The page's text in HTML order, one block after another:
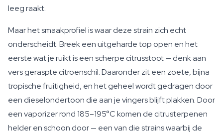
leeg raakt.
Maar het smaakprofiel is waar deze strain zich echt
onderscheidt. Breek een uitgeharde top open en het
eerste wat je ruikt is een scherpe citrusstoot — denk aan
vers geraspte citroenschil. Daaronder zit een zoete, bijna
tropische fruitigheid, en het geheel wordt gedragen door
een dieselondertoon die aan je vingers blijft plakken. Door
een vaporizer rond 185–195°C komen de citrusterpenen
helder en schoon door — een van die strains waarbij de